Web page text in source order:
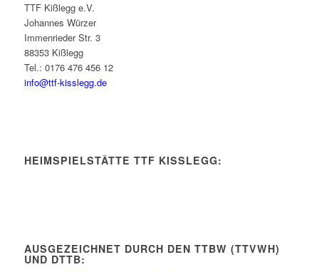
TTF Kißlegg e.V.
Johannes Würzer
Immenrieder Str. 3
88353 Kißlegg
Tel.: 0176 476 456 12
info@ttf-kisslegg.de
HEIMSPIELSTÄTTE TTF KISSLEGG:
AUSGEZEICHNET DURCH DEN TTBW (TTVWH)
UND DTTB: